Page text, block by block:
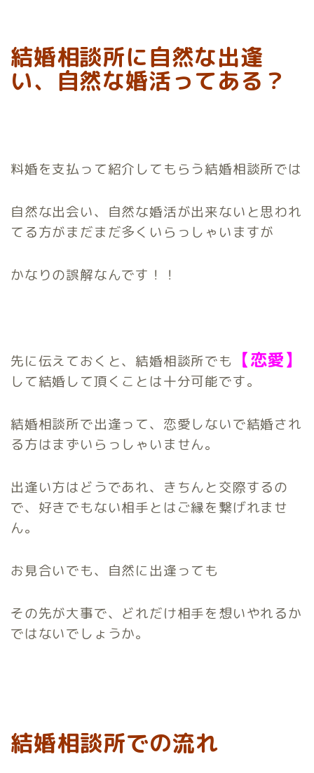
結婚相談所に自然な出逢
い、自然な婚活ってある？
料婚を支払って紹介してもらう結婚相談所では
自然な出会い、自然な婚活が出来ないと思われ
てる方がまだまだ多くいらっしゃいますが
かなりの誤解なんです！！
先に伝えておくと、結婚相談所でも 【恋愛】
して結婚して頂くことは十分可能です。
結婚相談所で出逢って、恋愛しないで結婚され
る方はまずいらっしゃいません。
出逢い方はどうであれ、きちんと交際するの
で、好きでもない相手とはご縁を繋げれませ
ん。
お見合いでも、自然に出逢っても
その先が大事で、どれだけ相手を想いやれるか
ではないでしょうか。
結婚相談所での流れ